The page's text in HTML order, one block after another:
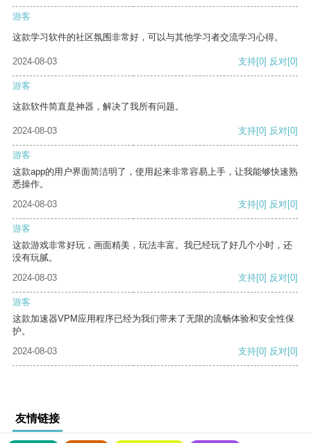
游客
这款学习软件的社区氛围非常好，可以与其他学习者交流学习心得。
2024-08-03 支持[0] 反对[0]
游客
这款软件简直是神器，解决了我所有问题。
2024-08-03 支持[0] 反对[0]
游客
这款app的用户界面简洁明了，使用起来非常容易上手，让我能够快速熟
悉操作。
2024-08-03
支持[0] 反对[0]
游客
这款游戏非常好玩，画面精美，玩法丰富。我已经玩了好几个小时，还
没有玩腻。
2024-08-03
支持[0] 反对[0]
游客
这款加速器VPM应用程序已经为我们带来了无限的流畅体验和安全性保
护。
2024-08-03
支持[0] 反对[0]
友情链接